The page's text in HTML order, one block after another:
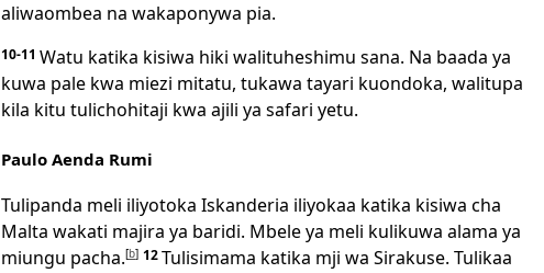
aliwaombea na wakaponywa pia.
10-11 Watu katika kisiwa hiki walituheshimu sana. Na baada ya
kuwa pale kwa miezi mitatu, tukawa tayari kuondoka, walitupa
kila kitu tulichohitaji kwa ajili ya safari yetu.
Paulo Aenda Rumi
Tulipanda meli iliyotoka Iskanderia iliyokaa katika kisiwa cha
Malta wakati majira ya baridi. Mbele ya meli kulikuwa alama ya
miungu pacha.[b] 12Tulisimama katika mji wa Sirakuse. Tulikaa